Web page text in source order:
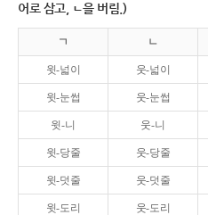
어로 삼고, ㄴ을 버림.)
ㄱ ㄴ
윗-넓이 웃-넓이
윗-눈썹 웃-눈썹
윗-니 웃-니
윗-당줄 웃-당줄
윗-덧줄 웃-덧줄
윗-도리 웃-도리